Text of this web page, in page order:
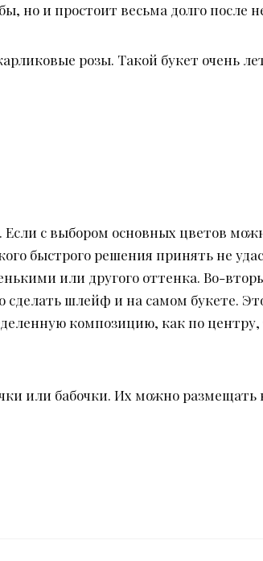
но и простоит весьма долго после
розы. Такой букет очень
Если с выбором основных цветов
быстрого решения принять не
или другого оттенка. Во-
сделать шлейф и на самом букете.
композицию, как по центру,
или бабочки. Их можно размещать